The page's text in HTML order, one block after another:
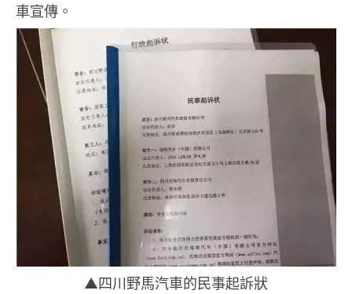
車宣傳。
▲四川野馬汽車的民事起訴狀